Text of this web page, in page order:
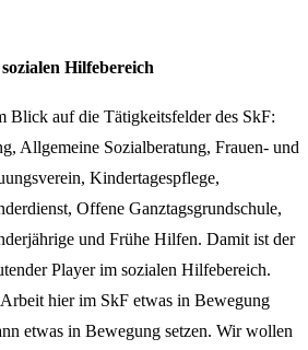
Hilfebereich
Blick auf die Tätigkeitsfelder des SkF:
Allgemeine Sozialberatung, Frauen- und
Kindertagespflege,
Offene Ganztagsgrundschule,
und Frühe Hilfen. Damit ist der
Player im sozialen Hilfebereich.
hier im SkF etwas in Bewegung
etwas in Bewegung setzen. Wir wollen